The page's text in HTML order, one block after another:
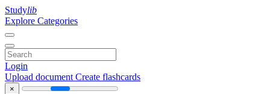
Studylib
Explore Categories
Login
Upload document Create flashcards
×